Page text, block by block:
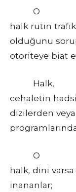
O
halk rutin
olduğunu
otoriteye biat
Halk,
cehaletin
dizilerden veya
O
halk, dini
inananlar;